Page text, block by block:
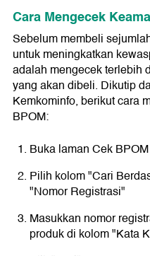
Cara Mengecek
Sebelum membeli
untuk meningkatkan
adalah mengecek terlebih
yang akan dibeli. Dikutip
Kemkominfo, berikut cara
BPOM:
Buka laman Cek BPOM
Pilih kolom "Cari
"Nomor Registrasi"
Masukkan nomor
produk di kolom "Kata